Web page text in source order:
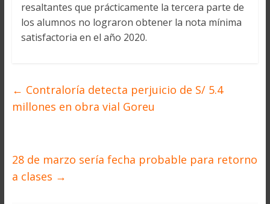
resaltantes que prácticamente la tercera parte de
los alumnos no lograron obtener la nota mínima
satisfactoria en el año 2020.
← Contraloría detecta perjuicio de S/ 5.4
millones en obra vial Goreu
28 de marzo sería fecha probable para retorno
a clases →